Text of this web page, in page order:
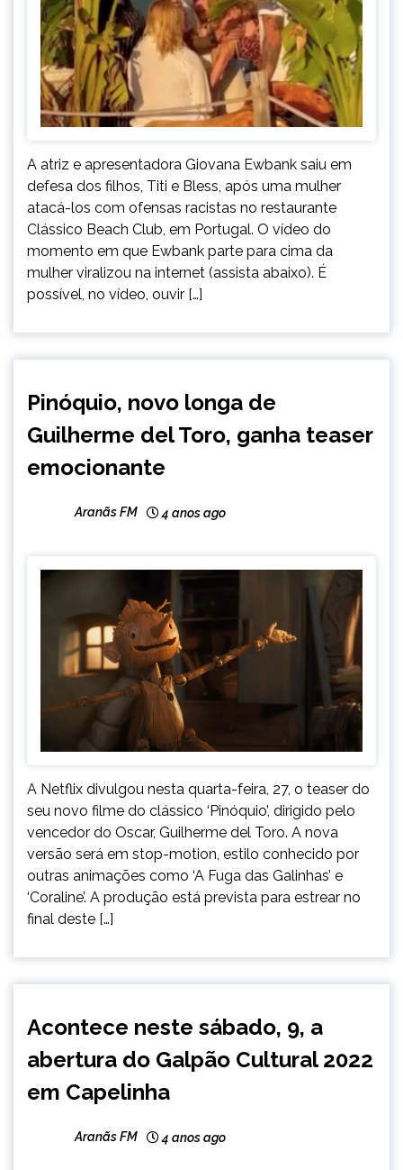
A atriz e apresentadora Giovana Ewbank saiu em
defesa dos filhos, Titi e Bless, após uma mulher
atacá-los com ofensas racistas no restaurante
Clássico Beach Club, em Portugal. O vídeo do
momento em que Ewbank parte para cima da
mulher viralizou na internet (assista abaixo). É
possível, no vídeo, ouvir […]
Pinóquio, novo longa de
Guilherme del Toro, ganha teaser
emocionante
Aranãs FM 4 anos ago
A Netflix divulgou nesta quarta-feira, 27, o teaser do
seu novo filme do clássico ‘Pinóquio’, dirigido pelo
vencedor do Oscar, Guilherme del Toro. A nova
versão será em stop-motion, estilo conhecido por
outras animações como ‘A Fuga das Galinhas’ e
‘Coraline’. A produção está prevista para estrear no
final deste […]
ENTRETENIMENTO
Acontece neste sábado, 9, a
abertura do Galpão Cultural 2022
em Capelinha
Aranãs FM 4 anos ago